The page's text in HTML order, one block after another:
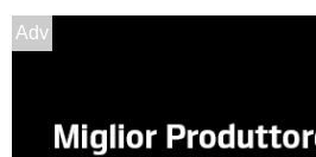
175/70 R14 88T M+S XL
Adv